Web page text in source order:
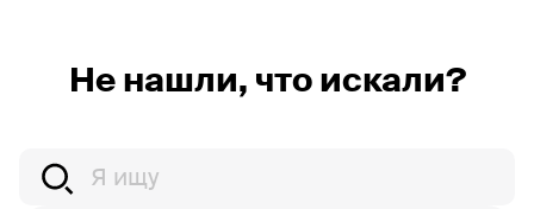
Не нашли, что искали?